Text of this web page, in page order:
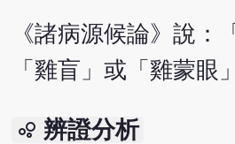
《諸病源候論》說
「雞盲」或「雞蒙
bubble_chart 辨證分析